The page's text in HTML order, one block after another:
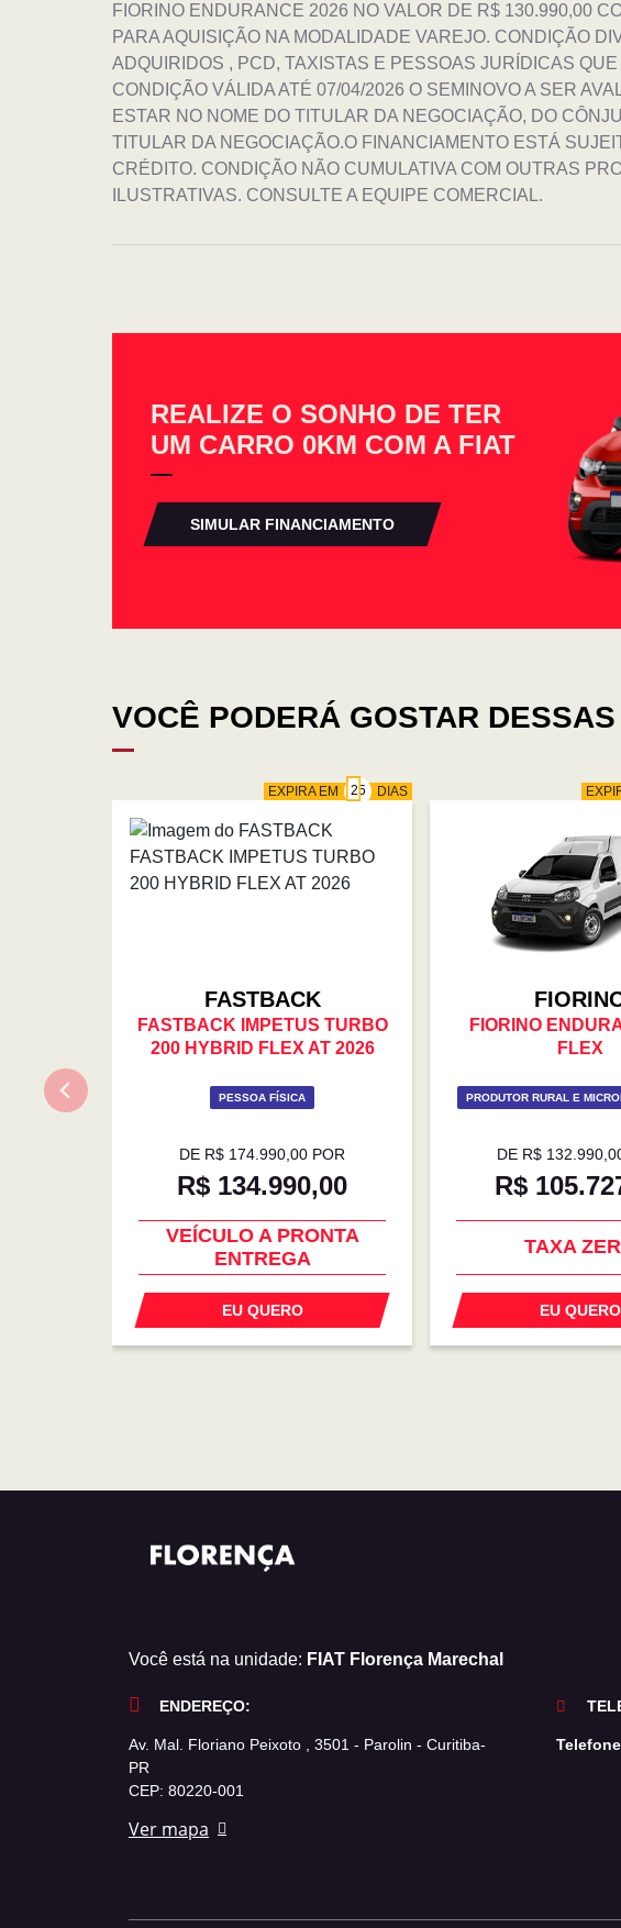
FIORINO ENDURANCE 2026 NO VALOR DE R$ 130.990,00
PARA AQUISIÇÃO NA MODALIDADE VAREJO. CONDIÇÃO
ADQUIRIDOS , PCD, TAXISTAS E PESSOAS JURÍDICAS
CONDIÇÃO VÁLIDA ATÉ 07/04/2026 O SEMINOVO A SER
ESTAR NO NOME DO TITULAR DA NEGOCIAÇÃO, DO
TITULAR DA NEGOCIAÇÃO.O FINANCIAMENTO ESTÁ
CRÉDITO. CONDIÇÃO NÃO CUMULATIVA COM OUTRAS
ILUSTRATIVAS. CONSULTE A EQUIPE COMERCIAL.
REALIZE O SONHO DE TER
UM CARRO 0KM COM A FIAT
SIMULAR FINANCIAMENTO
VOCÊ PODERÁ GOSTAR
EXPIRA EM DIAS
FASTBACK
FASTBACK IMPETUS TURBO
200 HYBRID FLEX AT 2026
PESSOA FÍSICA
DE R$ 174.990,00 POR
R$ 134.990,00
SUPER DESCONTO
EU QUERO
FIORINO
FLEX
PRODUTOR RURAL E
DE R$
R$
SUPER
EU QUERO
Você está na unidade: FIAT Florença Marechal
ENDEREÇO:
Av. Mal. Floriano Peixoto , 3501 - Parolin - Curitiba-
PR
CEP: 80220-001
Ver mapa